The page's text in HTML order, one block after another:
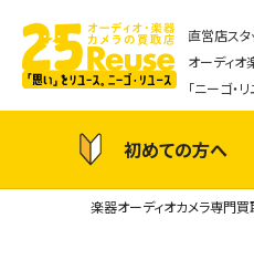
直営店スタ
オーディ
「ニーゴ・
初めての方へ
楽器オーディオカメラ専門買